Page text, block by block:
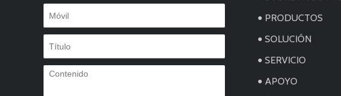
PRODUCTOS
SOLUCIÓN
SERVICIO
APOYO